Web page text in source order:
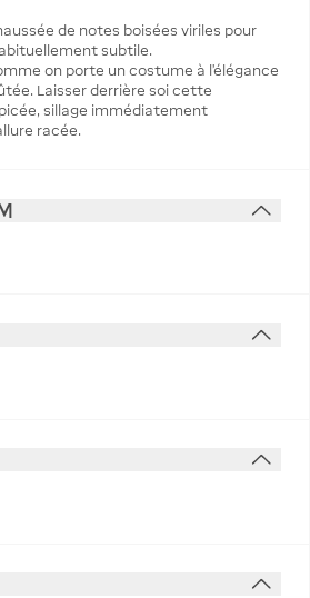
de notes boisées viriles pour
subtile.
on porte un costume à l'élégance
Laisser derrière soi cette
sillage immédiatement
racée.